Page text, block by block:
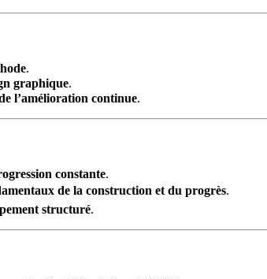
.
graphique.
l’amélioration continue.
constante.
de la construction et du progrès.
structuré.